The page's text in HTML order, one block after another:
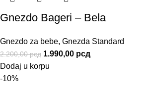
Gnezdo Bageri – Bela
Gnezdo za bebe, Gnezda Standard
2.200,00рсд 1.990,00 рсд
Dodaj u korpu
-10%